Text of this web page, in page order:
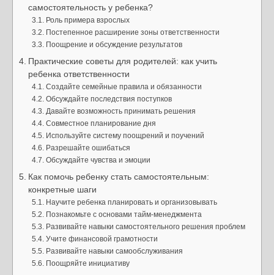
самостоятельность у ребенка?
Роль примера взрослых
Постепенное расширение зоны ответственности
Поощрение и обсуждение результатов
Практические советы для родителей: как учить
ребенка ответственности
Создайте семейные правила и обязанности
Обсуждайте последствия поступков
Давайте возможность принимать решения
Совместное планирование дня
Используйте систему поощрений и поучений
Разрешайте ошибаться
Обсуждайте чувства и эмоции
Как помочь ребенку стать самостоятельным:
конкретные шаги
Научите ребенка планировать и организовывать
Познакомьте с основами тайм-менеджмента
Развивайте навыки самостоятельного решения проблем
Учите финансовой грамотности
Развивайте навыки самообслуживания
Поощряйте инициативу